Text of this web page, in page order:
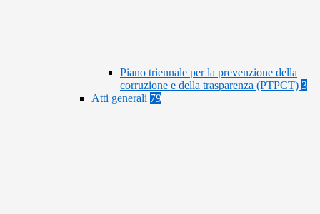
Piano triennale per la prevenzione della
corruzione e della trasparenza (PTPCT) 3
Atti generali 79